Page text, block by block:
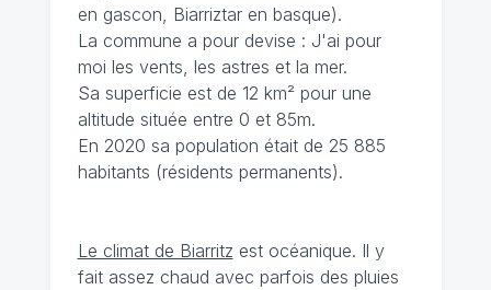
en gascon, Biarriztar en basque).
La commune a pour devise : J'ai pour
moi les vents, les astres et la mer.
Sa superficie est de 12 km² pour une
altitude située entre 0 et 85m.
En 2020 sa population était de 25 885
habitants (résidents permanents).
Le climat de Biarritz est océanique. Il y
fait assez chaud avec parfois des pluies